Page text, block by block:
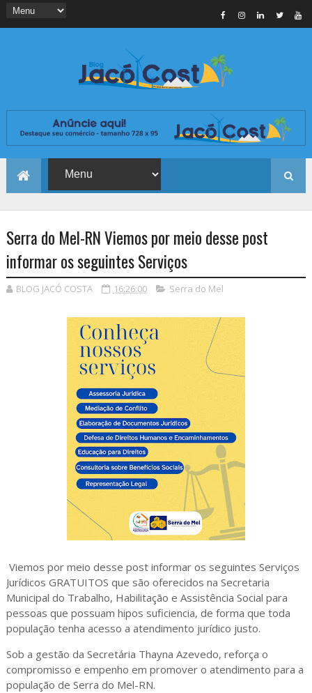
Serra do Mel-RN Viemos por meio desse post
informar os seguintes Serviços
BLOG JACÓ COSTA 16:26:00 Serra do Mel
Viemos por meio desse post informar os seguintes Serviços
Jurídicos GRATUITOS que são oferecidos na Secretaria
Municipal do Trabalho, Habilitação e Assistência Social para
pessoas que possuam hipos suficiencia, de forma que toda
população tenha acesso a atendimento jurídico justo.
Sob a gestão da Secretária Thayna Azevedo, reforça o
compromisso e empenho em promover o atendimento para a
população de Serra do Mel-RN.